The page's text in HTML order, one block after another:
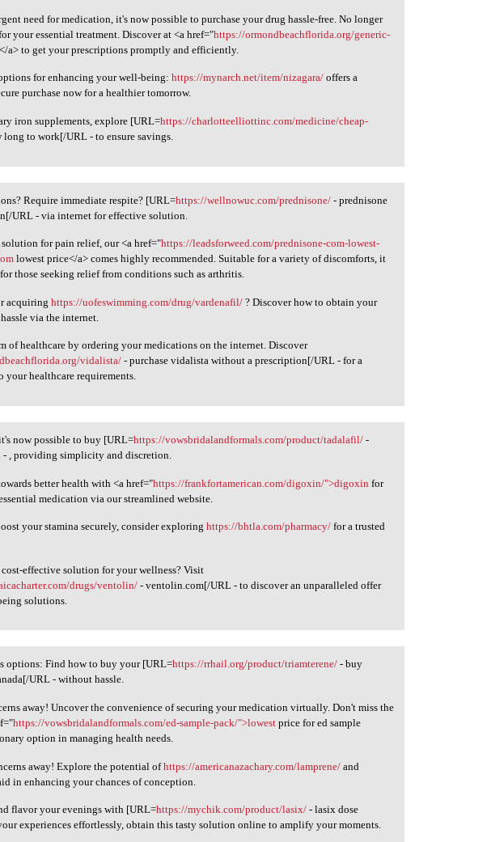
need for medication, it's now possible to purchase your drug hassle-free. No longer
your essential treatment. Discover at <a href="https://ormondbeachflorida.org/generic-
a> to get your prescriptions promptly and efficiently.
for enhancing your well-being:https://mynarch.net/item/nizagara/ offers a
purchase now for a healthier tomorrow.
iron supplements, explore [URL=https://charlotteelliottinc.com/medicine/cheap-
long to work[/URL - to ensure savings.
Require immediate respite? [URL=https://wellnowuc.com/prednisone/ - prednisone
URL - via internet for effective solution.
for pain relief, our <a href="https://leadsforweed.com/prednisone-com-lowest-
lowest price</a> comes highly recommended. Suitable for a variety of discomforts, it
those seeking relief from conditions such as arthritis.
acquiringhttps://uofeswimming.com/drug/vardenafil/ ? Discover how to obtain your
via the internet.
of healthcare by ordering your medications on the internet. Discover
vidalista/ - purchase vidalista without a prescription[/URL - for a
your healthcare requirements.
it's now
now possible to buy [URL=https://vowsbridalandformals.com/product/tadalafil/ -
, providing simplicity and discretion.
better health with <a href="https://frankfortamerican.com/digoxin/">digoxin for
medication via our streamlined website.
your stamina securely, consider exploringhttps://bhtla.com/pharmacy/ for a trusted
cost-effective solution for your wellness? Visit
drugs/ventolin/ - ventolin.com[/URL - to discover an unparalleled offer
solutions.
options:
options: Find how to buy your [URL=https://rrhail.org/product/triamterene/ - buy
URL - without hassle.
away! Uncover the convenience of securing your medication virtually. Don't miss the
https://vowsbridalandformals.com/ed-sample-pack/">lowest price for ed sample
option in managing health needs.
away! Explore the potential ofhttps://americanazachary.com/lamprene/ and
in enhancing your chances of conception.
flavor your evenings with [URL=https://mychik.com/product/lasix/ - lasix dose
experiences effortlessly, obtain this tasty solution online to amplify your moments.